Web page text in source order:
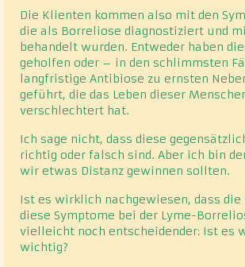
Die Klienten kommen also mit den
die als Borreliose diagnostiziert und
behandelt wurden. Entweder haben
geholfen oder – in den schlimmsten
langfristige Antibiose zu ernsten
geführt, die das Leben dieser
verschlechtert hat.
Ich sage nicht, dass diese
richtig oder falsch sind. Aber ich bin
wir etwas Distanz gewinnen sollten.
Ist es wirklich nachgewiesen, dass die
diese Symptome bei der Lyme-
vielleicht noch entscheidender: Ist es
wichtig?